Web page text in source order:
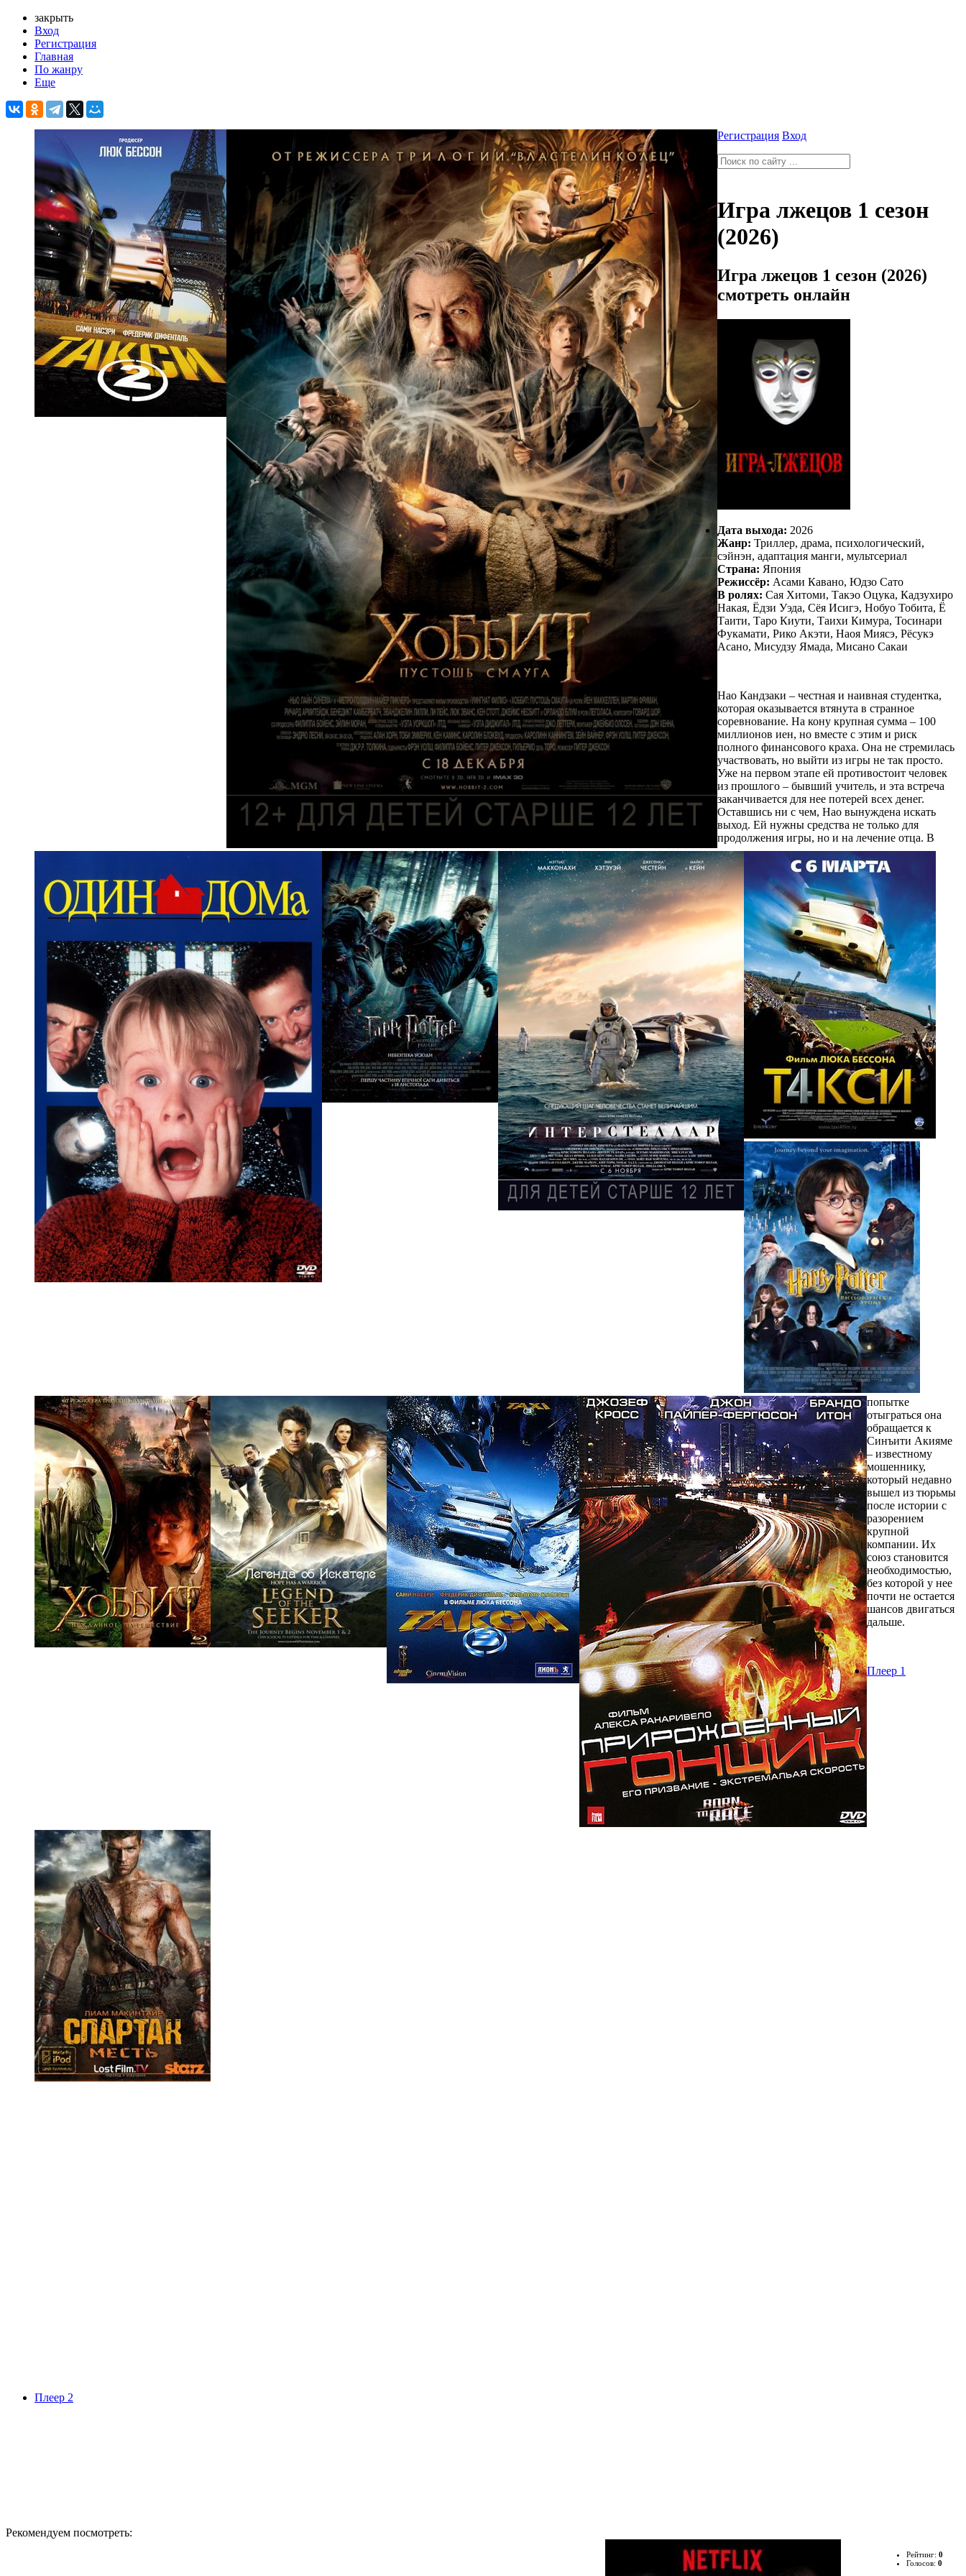
закрыть
Вход
Регистрация
Главная
По жанру
Еще
Регистрация Вход
Игра лжецов 1 сезон
(2026)
Игра лжецов 1 сезон (2026)
смотреть онлайн
Дата выхода: 2026
Жанр: Триллер, драма, психологический,
сэйнэн, адаптация манги, мультсериал
Страна: Япония
Режиссёр: Асами Кавано, Юдзо Сато
В ролях: Сая Хитоми, Такэо Оцука, Кадзухиро
Накая, Ёдзи Уэда, Сёя Исигэ, Нобуо Тобита, Ё
Таити, Таро Киути, Таихи Кимура, Тосинари
Фукамати, Рико Акэти, Наоя Миясэ, Рёсукэ
Асано, Мисудзу Ямада, Мисано Сакаи
Нао Кандзаки – честная и наивная студентка,
которая оказывается втянута в странное
соревнование. На кону крупная сумма – 100
миллионов иен, но вместе с этим и риск
полного финансового краха. Она не стремилась
участвовать, но выйти из игры не так просто.
Уже на первом этапе ей противостоит человек
из прошлого – бывший учитель, и эта встреча
заканчивается для нее потерей всех денег.
Оставшись ни с чем, Нао вынуждена искать
выход. Ей нужны средства не только для
продолжения игры, но и на лечение отца. В
попытке
отыграться она
обращается к
Синъити Акияме
– известному
мошеннику,
который недавно
вышел из тюрьмы
после истории с
разорением
крупной
компании. Их
союз становится
необходимостью,
без которой у нее
почти не остается
шансов двигаться
дальше.
Плеер 1
Плеер 2
Рекомендуем посмотреть:
Рейтинг: 0
Голосов: 0